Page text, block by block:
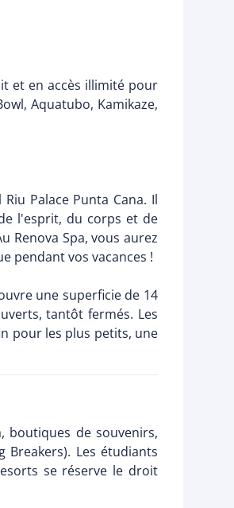
et en accès illimité pour
Aquatubo, Kamikaze,
Palace Punta Cana. Il
l'esprit, du corps et de
Renova Spa, vous aurez
pendant vos vacances !
une superficie de 14
tantôt fermés. Les
pour les plus petits, une
boutiques de souvenirs,
Les étudiants
se réserve le droit